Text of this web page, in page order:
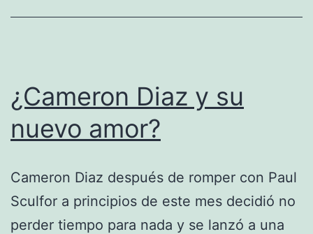
¿Cameron Diaz y su
nuevo amor?
Cameron Diaz después de romper con Paul
Sculfor a principios de este mes decidió no
perder tiempo para nada y se lanzó a una